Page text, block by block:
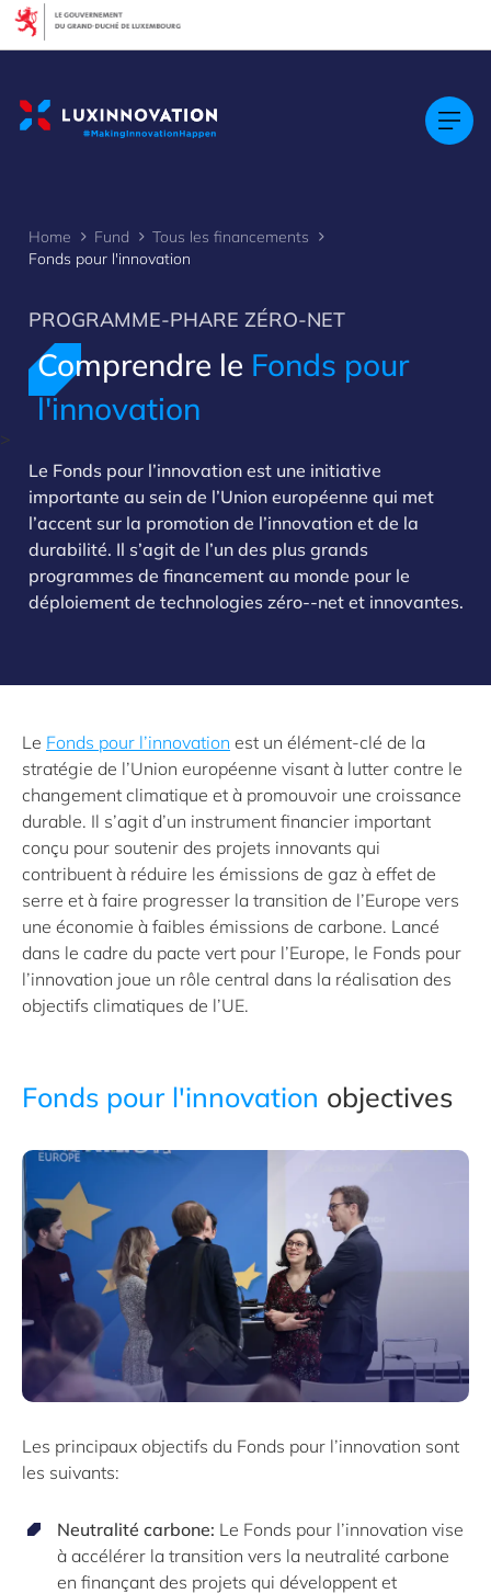
>
Home Fund
Tous les financements
Fonds pour l'innovation
PROGRAMME-PHARE ZÉRO-NET
Comprendre le Fonds pour
l'innovation
Le Fonds pour l’innovation est une initiative
importante au sein de l’Union européenne qui met
l’accent sur la promotion de l’innovation et de la
durabilité. Il s’agit de l’un des plus grands
programmes de financement au monde pour le
déploiement de technologies zéro--net et innovantes.
Le Fonds pour l’innovation est un élément-clé de la
stratégie de l’Union européenne visant à lutter contre le
changement climatique et à promouvoir une croissance
durable. Il s’agit d’un instrument financier important
conçu pour soutenir des projets innovants qui
contribuent à réduire les émissions de gaz à effet de
serre et à faire progresser la transition de l’Europe vers
une économie à faibles émissions de carbone. Lancé
dans le cadre du pacte vert pour l’Europe, le Fonds pour
l’innovation joue un rôle central dans la réalisation des
objectifs climatiques de l’UE.
Fonds pour l'innovation objectives
Les principaux objectifs du Fonds pour l’innovation sont
les suivants:
Neutralité carbone: Le Fonds pour l’innovation vise
à accélérer la transition vers la neutralité carbone
en finançant des projets qui développent et
Cookies management panel